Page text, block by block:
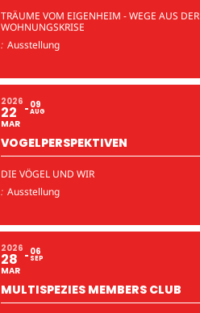
TRÄUME VOM EIGENHEIM - WEGE AUS DER
WOHNUNGSKRISE
: Ausstellung
2026
22
MAR
09
AUG
VOGELPERSPEKTIVEN
DIE VÖGEL UND WIR
: Ausstellung
2026
28
MAR
06
SEP
MULTISPEZIES MEMBERS CLUB